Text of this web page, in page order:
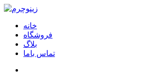
خانه
فروشگاه
بلاگ
تماس باما